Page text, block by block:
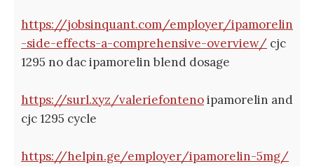
https://jobsinquant.com/employer/ipamorelin
-side-effects-a-comprehensive-overview/ cjc
1295 no dac ipamorelin blend dosage
https://surl.xyz/valeriefontenoipamorelin and
cjc 1295 cycle
https://helpin.ge/employer/ipamorelin-5mg/